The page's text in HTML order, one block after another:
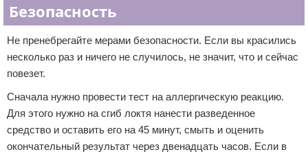
Безопасность
Не пренебрегайте мерами безопасности. Если вы красились
несколько раз и ничего не случилось, не значит, что и сейчас
повезет.
Сначала нужно провести тест на аллергическую реакцию.
Для этого нужно на сгиб локтя нанести разведенное
средство и оставить его на 45 минут, смыть и оценить
окончательный результат через двенадцать часов. Если в